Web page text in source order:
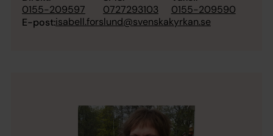
0155-209597
0727293103
0155-209590
E-post:isabell.forslund@svenskakyrkan.se